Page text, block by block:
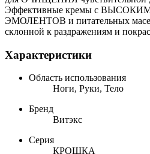
Эффективные кремы с
ЭМОЛЕНТОВ и питательных
склонной к раздражениям и
Характеристики
Область использования
Ноги, Руки, Тело
Бренд
Витэкс
Серия
КРОШКА